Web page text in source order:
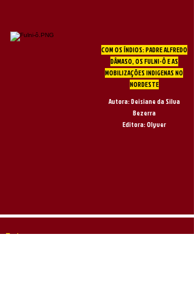
COM OS ÍNDIOS: PADRE ALFREDO
DÂMASO, OS FULNI-Ô E AS
MOBILIZAÇÕES INDIGENAS NO
NORDESTE
Autora: Deisiane da Silva
Bezerra
Editora: Olyver
Endereço: